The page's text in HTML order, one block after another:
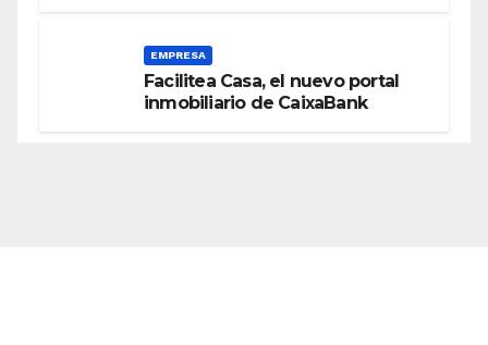
EMPRESA
Facilitea Casa, el nuevo portal
inmobiliario de CaixaBank